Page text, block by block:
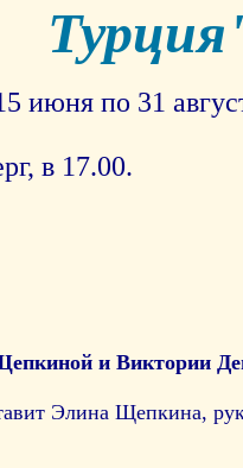
июня по 31
в 17.00.
и Виктории
Элина Щепкина,